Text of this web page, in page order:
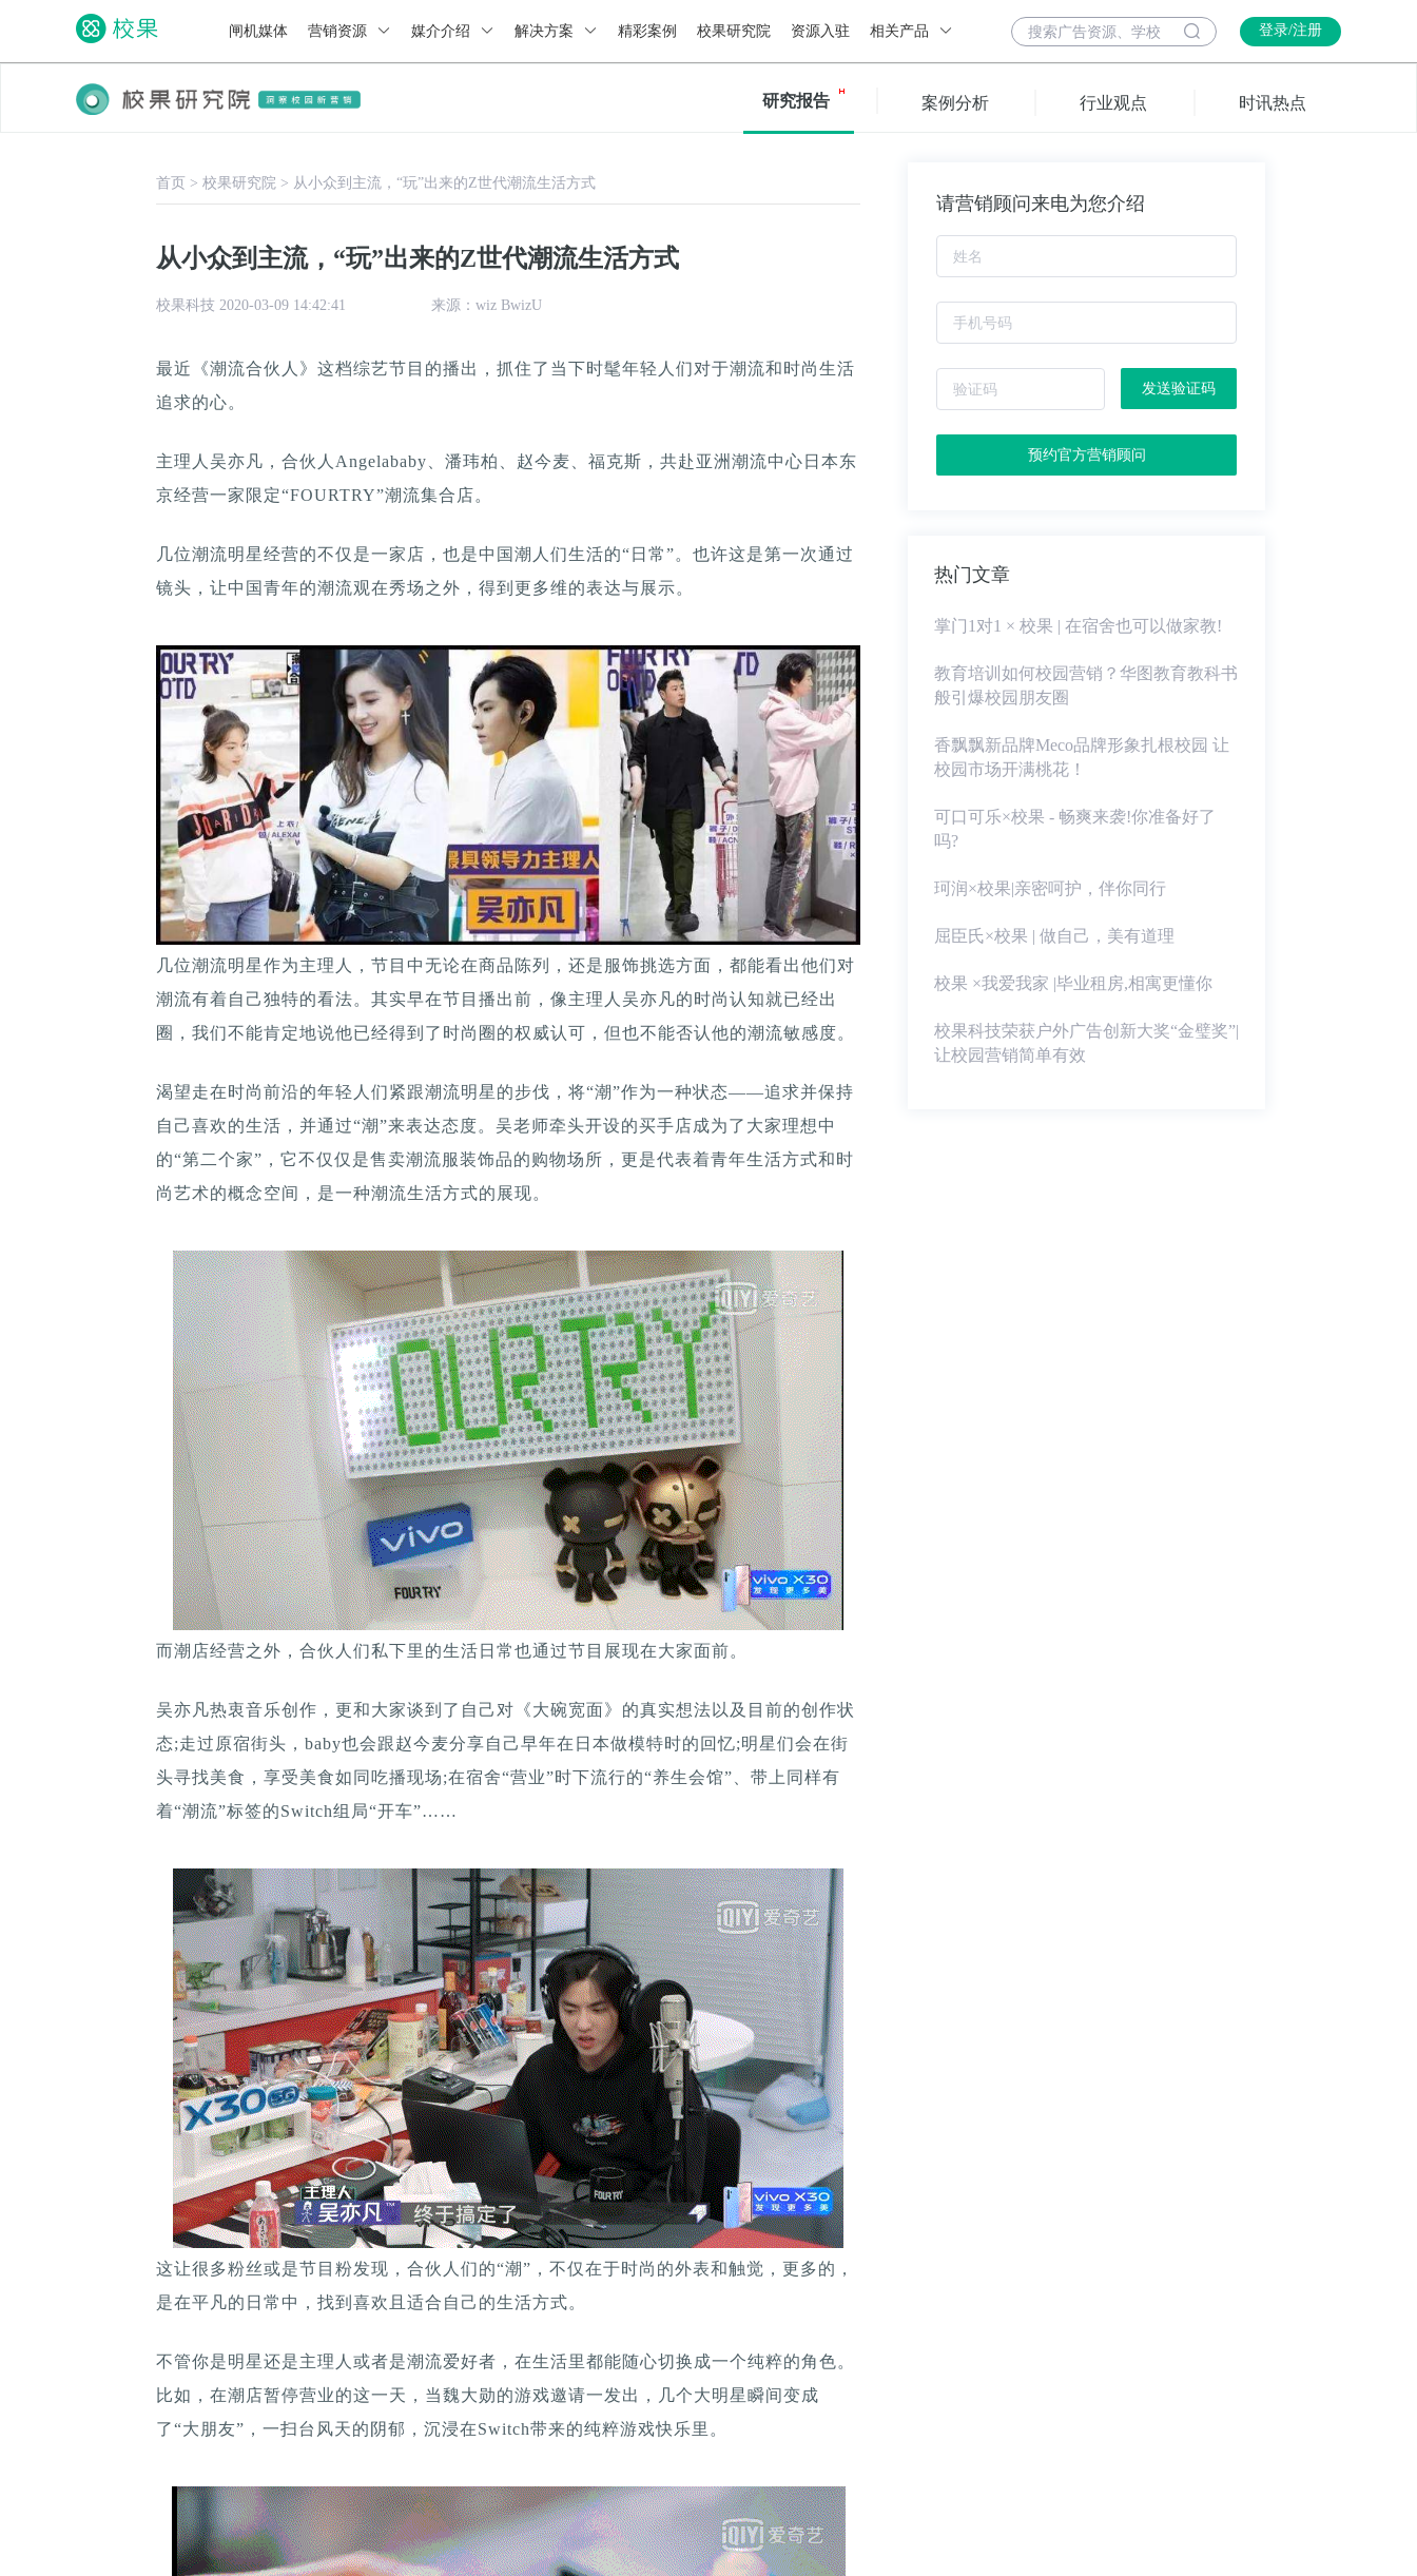
闸机媒体 营销资源 媒介介绍 解决方案 精彩案例 校果研究院 资源入驻 相关产品 登录/注册
研究报告 案例分析 行业观点 时讯热点
首页 > 校果研究院 > 从小众到主流，“玩”出来的Z世代潮流生活方式
从小众到主流，“玩”出来的Z世代潮流生活方式
校果科技 2020-03-09 14:42:41 来源：wiz BwizU
最近《潮流合伙人》这档综艺节目的播出，抓住了当下时髦年轻人们对于潮流和时尚生活
追求的心。
主理人吴亦凡，合伙人Angelababy、潘玮柏、赵今麦、福克斯，共赴亚洲潮流中心日本东
京经营一家限定“FOURTRY”潮流集合店。
几位潮流明星经营的不仅是一家店，也是中国潮人们生活的“日常”。也许这是第一次通过
镜头，让中国青年的潮流观在秀场之外，得到更多维的表达与展示。
几位潮流明星作为主理人，节目中无论在商品陈列，还是服饰挑选方面，都能看出他们对
潮流有着自己独特的看法。其实早在节目播出前，像主理人吴亦凡的时尚认知就已经出
圈，我们不能肯定地说他已经得到了时尚圈的权威认可，但也不能否认他的潮流敏感度。
渴望走在时尚前沿的年轻人们紧跟潮流明星的步伐，将“潮”作为一种状态——追求并保持
自己喜欢的生活，并通过“潮”来表达态度。吴老师牵头开设的买手店成为了大家理想中
的“第二个家”，它不仅仅是售卖潮流服装饰品的购物场所，更是代表着青年生活方式和时
尚艺术的概念空间，是一种潮流生活方式的展现。
而潮店经营之外，合伙人们私下里的生活日常也通过节目展现在大家面前。
吴亦凡热衷音乐创作，更和大家谈到了自己对《大碗宽面》的真实想法以及目前的创作状
态;走过原宿街头，baby也会跟赵今麦分享自己早年在日本做模特时的回忆;明星们会在街
头寻找美食，享受美食如同吃播现场;在宿舍“营业”时下流行的“养生会馆”、带上同样有
着“潮流”标签的Switch组局“开车”……
这让很多粉丝或是节目粉发现，合伙人们的“潮”，不仅在于时尚的外表和触觉，更多的，
是在平凡的日常中，找到喜欢且适合自己的生活方式。
不管你是明星还是主理人或者是潮流爱好者，在生活里都能随心切换成一个纯粹的角色。
比如，在潮店暂停营业的这一天，当魏大勋的游戏邀请一发出，几个大明星瞬间变成
了“大朋友”，一扫台风天的阴郁，沉浸在Switch带来的纯粹游戏快乐里。
请营销顾问来电为您介绍
发送验证码
预约官方营销顾问
热门文章
掌门1对1 × 校果 | 在宿舍也可以做家教!
教育培训如何校园营销？华图教育教科书
般引爆校园朋友圈
香飘飘新品牌Meco品牌形象扎根校园 让
校园市场开满桃花！
可口可乐×校果 - 畅爽来袭!你准备好了
吗?
珂润×校果|亲密呵护，伴你同行
屈臣氏×校果 | 做自己，美有道理
校果 ×我爱我家 |毕业租房,相寓更懂你
校果科技荣获户外广告创新大奖“金璧奖”|
让校园营销简单有效